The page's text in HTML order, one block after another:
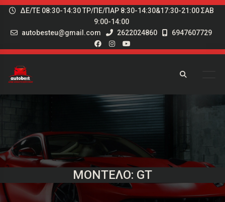
ΔΕ/ΤΕ 08:30-14:30 ΤΡ/ΠΕ/ΠΑΡ 8:30-14:30&17:30-21:00 ΣΑΒ
9:00-14:00
autobesteu@gmail.com
2622024860 6947607729
ΜΟΝΤΈΛΟ: GT